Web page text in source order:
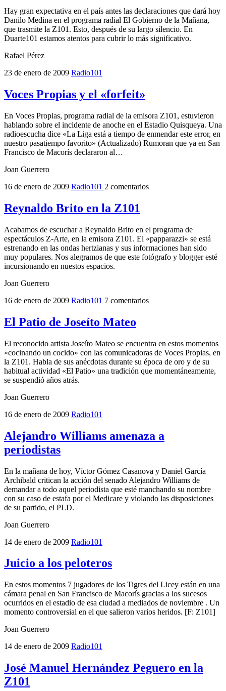
Hay gran expectativa en el país antes las declaraciones que dará hoy
Danilo Medina en el programa radial El Gobierno de la Mañana,
que trasmite la Z101. Esto, después de su largo silencio. En
Duarte101 estamos atentos para cubrir lo más significativo.
Rafael Pérez
23 de enero de 2009 Radio101
Voces Propias y el «forfeit»
En Voces Propias, programa radial de la emisora Z101, estuvieron
hablando sobre el incidente de anoche en el Estadio Quisqueya. Una
radioescucha dice «La Liga está a tiempo de enmendar este error, en
nuestro pasatiempo favorito» (Actualizado) Rumoran que ya en San
Francisco de Macorís declararon al…
Joan Guerrero
16 de enero de 2009 Radio101 2 comentarios
Reynaldo Brito en la Z101
Acabamos de escuchar a Reynaldo Brito en el programa de
espectáculos Z-Arte, en la emisora Z101. El «papparazzi» se está
estrenando en las ondas hertzianas y sus informaciones han sido
muy populares. Nos alegramos de que este fotógrafo y blogger esté
incursionando en nuestos espacios.
Joan Guerrero
16 de enero de 2009 Radio101 7 comentarios
El Patio de Joseíto Mateo
El reconocido artista Joseíto Mateo se encuentra en estos momentos
«cocinando un cocido» con las comunicadoras de Voces Propias, en
la Z101. Habla de sus anécdotas durante su época de oro y de su
habitual actividad «El Patio» una tradición que momentáneamente,
se suspendió años atrás.
Joan Guerrero
16 de enero de 2009 Radio101
Alejandro Williams amenaza a
periodistas
En la mañana de hoy, Víctor Gómez Casanova y Daniel García
Archibald critican la acción del senado Alejandro Williams de
demandar a todo aquel periodista que esté manchando su nombre
con su caso de estafa por el Medicare y violando las disposiciones
de su partido, el PLD.
Joan Guerrero
14 de enero de 2009 Radio101
Juicio a los peloteros
En estos momentos 7 jugadores de los Tigres del Licey están en una
cámara penal en San Francisco de Macorís gracias a los sucesos
ocurridos en el estadio de esa ciudad a mediados de noviembre . Un
momento controversial en el que salieron varios heridos. [F: Z101]
Joan Guerrero
14 de enero de 2009 Radio101
José Manuel Hernández Peguero en la
Z101